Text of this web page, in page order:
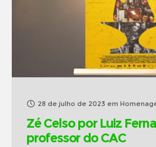
28 de julho de 2023 em
Zé Celso por Luiz
professor do CAC